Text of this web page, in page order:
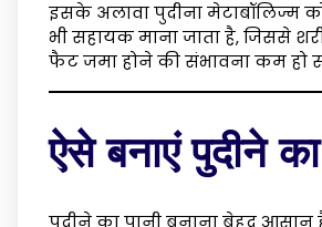
इसके अलावा पुदीना मेटाबॉलिज्म
भी सहायक माना जाता है, जिससे
फैट जमा होने की संभावना कम हो
ऐसे बनाएं पुदीने का